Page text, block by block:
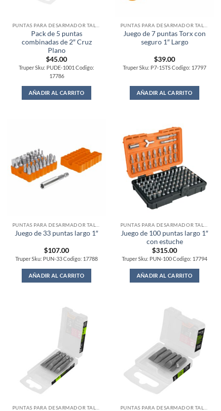
Pack de 5 puntas
combinadas de 2″ Cruz
Plano
$45.00
Truper Sku: PUDE-1001 Codigo:
17786
AÑADIR AL CARRITO
Juego de 7 puntas Torx con
seguro 1″ Largo
$39.00
Truper Sku: P7-15TS Codigo: 17797
AÑADIR AL CARRITO
Juego de 33 puntas largo 1″
$107.00
Truper Sku: PUN-33 Codigo: 17788
AÑADIR AL CARRITO
Juego de 100 puntas largo 1″
con estuche
$315.00
Truper Sku: PUN-100 Codigo: 17794
AÑADIR AL CARRITO